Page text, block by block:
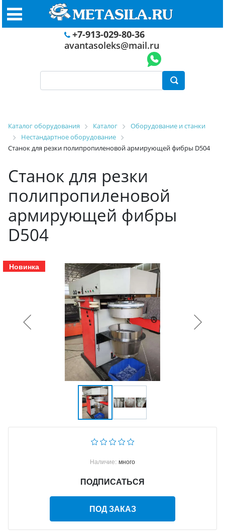
+7-913-029-80-36
avantasoleks@mail.ru
Каталог оборудования Каталог
Оборудование и станки
Нестандартное оборудование
Станок для резки полипропиленовой армирующей фибры D504
Станок для резки
полипропиленовой
армирующей фибры
D504
Новинка
Наличие: много
ПОДПИСАТЬСЯ
ПОД ЗАКАЗ